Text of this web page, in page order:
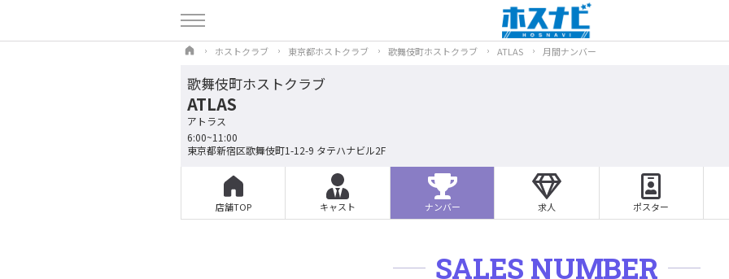
ホストクラブ 東京都ホストクラブ 歌舞伎町ホストクラブ ATLAS 月間ナンバー
歌舞伎町ホストクラブ
ATLAS
アトラス
6:00~11:00
東京都新宿区歌舞伎町1-12-9 タテハナビル2F
店舗TOP キャスト ナンバー 求人 ポスター
SALES NUMBER